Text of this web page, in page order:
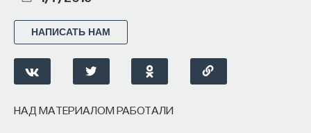
НАПИСАТЬ НАМ
НАД МАТЕРИАЛОМ РАБОТАЛИ